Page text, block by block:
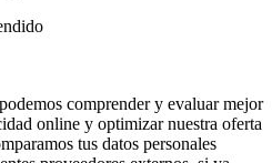
comprender y evaluar mejor
online y optimizar nuestra oferta
tus datos personales